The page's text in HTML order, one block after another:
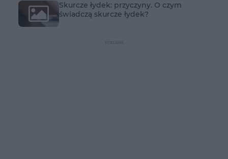
Skurcze łydek: przyczyny. O czym
świadczą skurcze łydek?